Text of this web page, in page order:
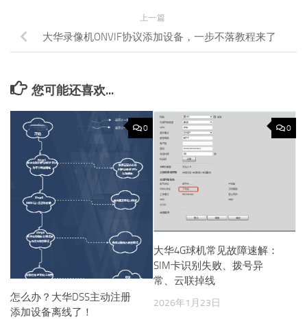
上一篇
大华录像机ONVIF协议添加设备，一步不落教程来了
您可能还喜欢...
0
怎么办？大华DSS主动注册
添加设备离线了！
0
大华4G球机常见故障速解：
SIM卡识别失败、拨号异
常、云联掉线
2026年1月23日